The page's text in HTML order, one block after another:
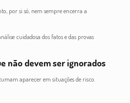
por si só, nem sempre encerra a
cuidadosa dos fatos e das provas
não devem ser ignorados
aparecer em situações de risco.